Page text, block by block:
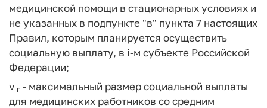
медицинской помощи в стационарных условиях и
не указанных в подпункте "в" пункта 7 настоящих
Правил, которым планируется осуществить
социальную выплату, в i-м субъекте Российской
Федерации;
v г - максимальный размер социальной выплаты
для медицинских работников со средним